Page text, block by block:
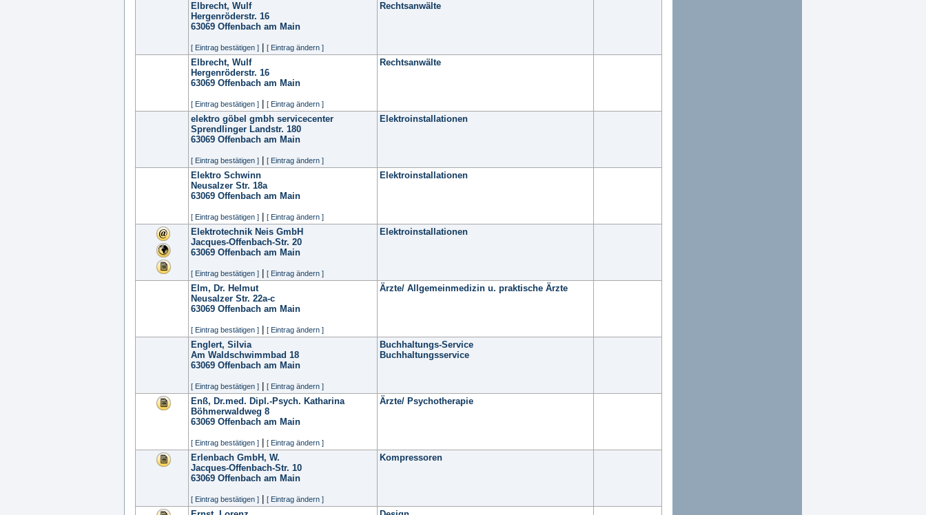
Elbrecht, Wulf
Hergenröderstr. 16
63069 Offenbach am Main
[ Eintrag bestätigen ] [ Eintrag ändern ]
Rechtsanwälte
Elbrecht, Wulf
Hergenröderstr. 16
63069 Offenbach am Main
[ Eintrag bestätigen ] [ Eintrag ändern ]
Rechtsanwälte
elektro göbel gmbh servicecenter
Sprendlinger Landstr. 180
63069 Offenbach am Main
[ Eintrag bestätigen ] [ Eintrag ändern ]
Elektroinstallationen
Elektro Schwinn
Neusalzer Str. 18a
63069 Offenbach am Main
[ Eintrag bestätigen ] [ Eintrag ändern ]
Elektroinstallationen
Elektrotechnik Neis GmbH
Jacques-Offenbach-Str. 20
63069 Offenbach am Main
[ Eintrag bestätigen ] [ Eintrag ändern ]
Elektroinstallationen
Elm, Dr. Helmut
Neusalzer Str. 22a-c
63069 Offenbach am Main
[ Eintrag bestätigen ] [ Eintrag ändern ]
Ärzte/ Allgemeinmedizin u. praktische Ärzte
Englert, Silvia
Am Waldschwimmbad 18
63069 Offenbach am Main
[ Eintrag bestätigen ] [ Eintrag ändern ]
Buchhaltungs-Service
Buchhaltungsservice
Enß, Dr.med. Dipl.-Psych. Katharina
Böhmerwaldweg 8
63069 Offenbach am Main
[ Eintrag bestätigen ] [ Eintrag ändern ]
Ärzte/ Psychotherapie
Erlenbach GmbH, W.
Jacques-Offenbach-Str. 10
63069 Offenbach am Main
[ Eintrag bestätigen ] [ Eintrag ändern ]
Kompressoren